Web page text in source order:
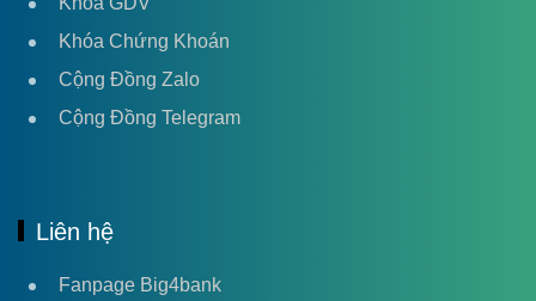
Khóa Chứng Khoán
Cộng Đồng Zalo
Cộng Đồng Telegram
Liên hệ
Fanpage Big4bank